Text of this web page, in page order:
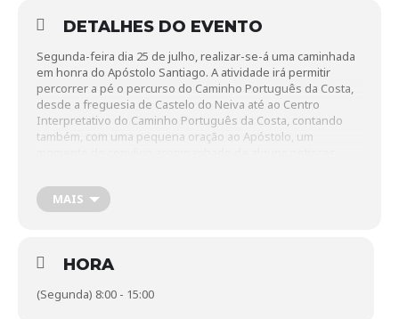
DETALHES DO EVENTO
Segunda-feira dia 25 de julho, realizar-se-á uma caminhada
em honra do Apóstolo Santiago. A atividade irá permitir
percorrer a pé o percurso do Caminho Português da Costa,
desde a freguesia de Castelo do Neiva até ao Centro
Interpretativo do Caminho Português da Costa, contando
também, com uma pequena oração ao Apóstolo, um
Centro Histórico da cidade relacionados com o Caminho.
Horário: das 8H00 às 15H00.
Apoio: Associação dos Amigos do Caminho de Santiago de
Viana do Castelo, Associação de Apoio ao peregrino no
Caminho Português da Costa.
MAIS
HORA
(Segunda) 8:00 - 15:00